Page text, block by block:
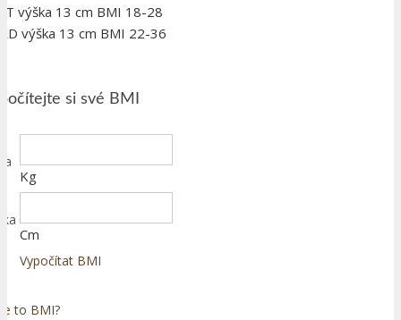
výška 13 cm BMI 18-28
výška 13 cm BMI 22-36
si své BMI
Kg
Cm
Vypočítat BMI
to BMI?